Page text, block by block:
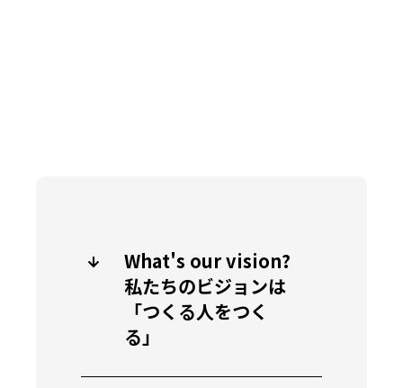
What's our vision?
私たちのビジョンは
「つくる人をつく
る」